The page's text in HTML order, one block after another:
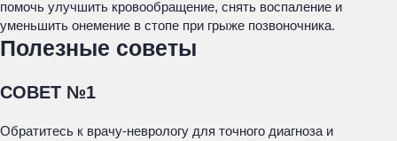
помочь улучшить кровообращение, снять воспаление и
уменьшить онемение в стопе при грыже позвоночника.
Полезные советы
СОВЕТ №1
Обратитесь к врачу-неврологу для точного диагноза и